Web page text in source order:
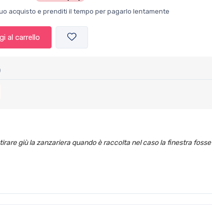
acquisto e prenditi il tempo per pagarlo lentamente
al carrello
giù la zanzariera quando è raccolta nel caso la finestra